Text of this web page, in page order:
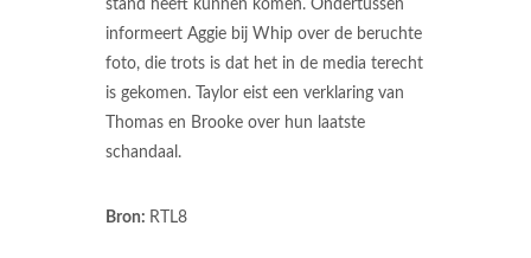
stand heeft kunnen komen. Ondertussen
informeert Aggie bij Whip over de beruchte
foto, die trots is dat het in de media terecht
is gekomen. Taylor eist een verklaring van
Thomas en Brooke over hun laatste
schandaal.
Bron: RTL8